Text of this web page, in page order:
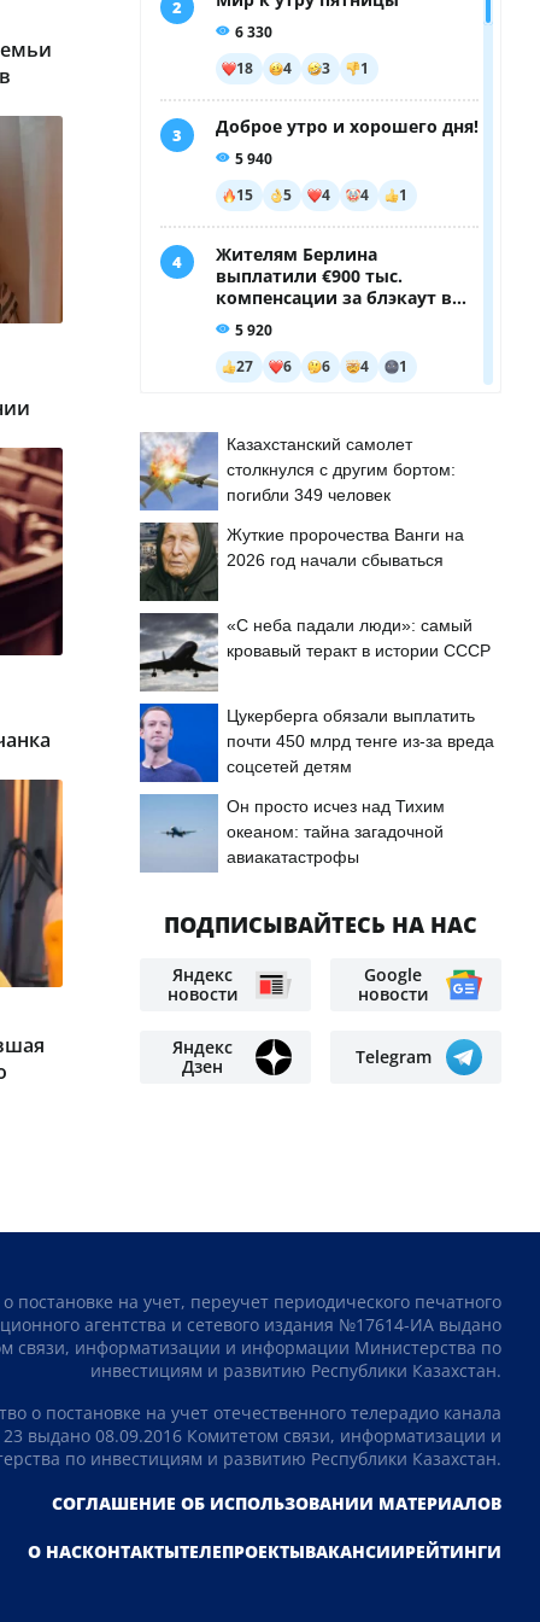
Казахстанский самолет
столкнулся с другим бортом:
погибли 349 человек
Жуткие пророчества Ванги на
2026 год начали сбываться
«С неба падали люди»: самый
кровавый теракт в истории СССР
Цукерберга обязали выплатить
почти 450 млрд тенге из-за вреда
соцсетей детям
Он просто исчез над Тихим
океаном: тайна загадочной
авиакатастрофы
ПОДПИСЫВАЙТЕСЬ НА НАС
Яндекс
новости
Google
новости
Яндекс
Дзен
Telegram
постановке на учет, переучет периодического печатного
агентства и сетевого издания №17614-ИА выдано
связи, информатизации и информации Министерства по
инвестициям и развитию Республики Казахстан.
о постановке на учет отечественного телерадио канала
выдано 08.09.2016 Комитетом связи, информатизации и
по инвестициям и развитию Республики Казахстан.
СОГЛАШЕНИЕ ОБ ИСПОЛЬЗОВАНИИ МАТЕРИАЛОВ
О НАСКОНТАКТЫТЕЛЕПРОЕКТЫВАКАНСИИРЕЙТИНГИ